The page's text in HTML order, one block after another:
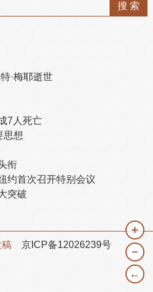
·梅耶逝世
7人死亡
思想
衔
约首次召开特别会议
突破
＋
－
←
稿 京ICP备12026239号